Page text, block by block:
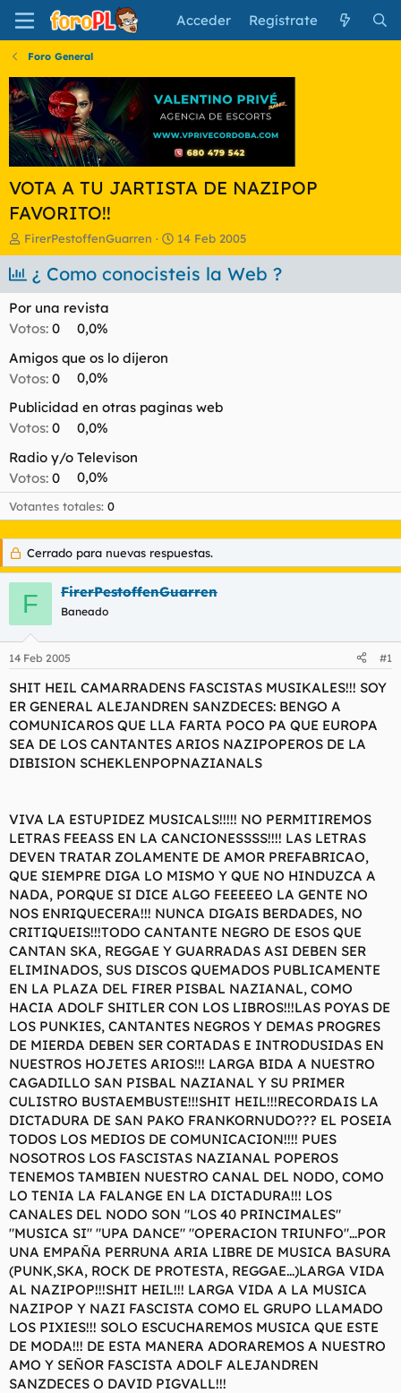
Acceder Regístrate
Foro General
VOTA A TU JARTISTA DE NAZIPOP
FAVORITO!!
I
n
i
c
d
r
d
l
t
m
a
FirerPestoffenGuarren
F
e
c
h
i
14 Feb 2005
¿ Como conocisteis la Web ?
Por una revista
Votos: 0
0,0%
Amigos que os lo dijeron
Votos: 0
0,0%
Publicidad en otras paginas web
Votos: 0
0,0%
Radio y/o Televison
Votos: 0 0,0%
Votantes totales 0
Cerrado para nuevas respuestas.
F FirerPestoffenGuarren
Baneado
14 Feb 2005 #1
SHIT HEIL CAMARRADENS FASCISTAS MUSIKALES!!! SOY
ER GENERAL ALEJANDREN SANZDECES: BENGO A
COMUNICAROS QUE LLA FARTA POCO PA QUE EUROPA
SEA DE LOS CANTANTES ARIOS NAZIPOPEROS DE LA
DIBISION SCHEKLENPOPNAZIANALS
VIVA LA ESTUPIDEZ MUSICALS!!!!! NO PERMITIREMOS
LETRAS FEEASS EN LA CANCIONESSSS!!!! LAS LETRAS
DEVEN TRATAR ZOLAMENTE DE AMOR PREFABRICAO,
QUE SIEMPRE DIGA LO MISMO Y QUE NO HINDUZCA A
NADA, PORQUE SI DICE ALGO FEEEEEO LA GENTE NO
NOS ENRIQUECERA!!! NUNCA DIGAIS BERDADES, NO
CRITIQUEIS!!!TODO CANTANTE NEGRO DE ESOS QUE
CANTAN SKA, REGGAE Y GUARRADAS ASI DEBEN SER
ELIMINADOS, SUS DISCOS QUEMADOS PUBLICAMENTE
EN LA PLAZA DEL FIRER PISBAL NAZIANAL, COMO
HACIA ADOLF SHITLER CON LOS LIBROS!!!LAS POYAS DE
LOS PUNKIES, CANTANTES NEGROS Y DEMAS PROGRES
DE MIERDA DEBEN SER CORTADAS E INTRODUSIDAS EN
NUESTROS HOJETES ARIOS!!! LARGA BIDA A NUESTRO
CAGADILLO SAN PISBAL NAZIANAL Y SU PRIMER
CULISTRO BUSTAEMBUSTE!!!SHIT HEIL!!!RECORDAIS LA
DICTADURA DE SAN PAKO FRANKORNUDO??? EL POSEIA
TODOS LOS MEDIOS DE COMUNICACION!!!! PUES
NOSOTROS LOS FASCISTAS NAZIANAL POPEROS
TENEMOS TAMBIEN NUESTRO CANAL DEL NODO, COMO
LO TENIA LA FALANGE EN LA DICTADURA!!! LOS
CANALES DEL NODO SON "LOS 40 PRINCIMALES"
"MUSICA SI" "UPA DANCE" "OPERACION TRIUNFO"...POR
UNA EMPAÑA PERRUNA ARIA LIBRE DE MUSICA BASURA
(PUNK,SKA, ROCK DE PROTESTA, REGGAE...)LARGA VIDA
AL NAZIPOP!!!SHIT HEIL!!! LARGA VIDA A LA MUSICA
NAZIPOP Y NAZI FASCISTA COMO EL GRUPO LLAMADO
LOS PIXIES!!! SOLO ESCUCHAREMOS MUSICA QUE ESTE
DE MODA!!! DE ESTA MANERA ADORAREMOS A NUESTRO
AMO Y SEÑOR FASCISTA ADOLF ALEJANDREN
SANZDECES O DAVID PIGVALL!!!